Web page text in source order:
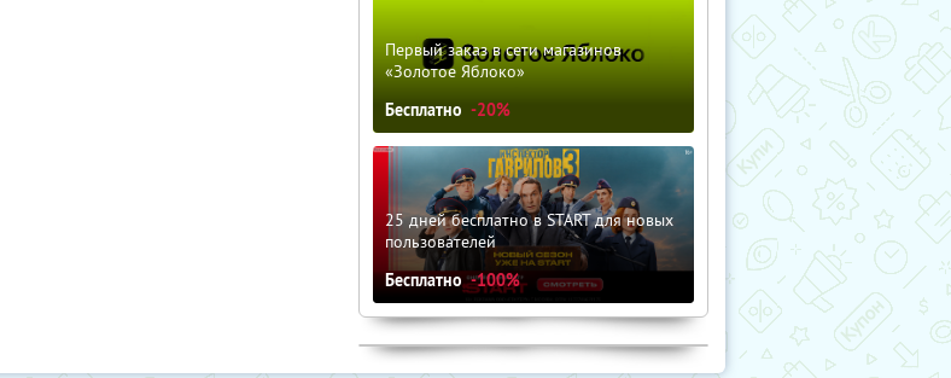
Первый заказ в сети магазинов
«Золотое Яблоко»
Бесплатно -20%
25 дней бесплатно в START для новых
пользователей
Бесплатно -100%